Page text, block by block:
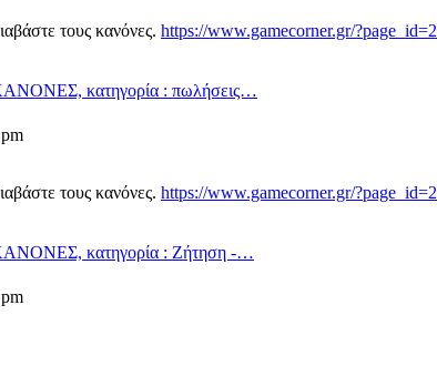
τους κανόνες. https://www.gamecorner.gr/?page_id=2
κατηγορία : πωλήσεις…
τους κανόνες. https://www.gamecorner.gr/?page_id=2
κατηγορία : Ζήτηση -…